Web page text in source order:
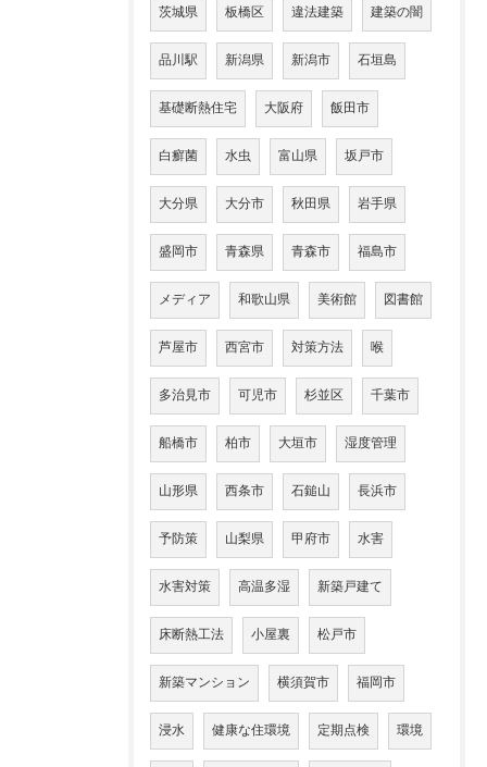
茨城県 板橋区 違法建築 建築の闇
品川駅 新潟県 新潟市 石垣島
基礎断熱住宅 大阪府 飯田市
白癬菌 水虫 富山県 坂戸市
大分県 大分市 秋田県 岩手県
盛岡市 青森県 青森市 福島市
メディア 和歌山県 美術館 図書館
芦屋市 西宮市 対策方法 喉
多治見市 可児市 杉並区 千葉市
船橋市 柏市 大垣市 湿度管理
山形県 西条市 石鎚山 長浜市
予防策 山梨県 甲府市 水害
水害対策 高温多湿 新築戸建て
床断熱工法 小屋裏 松戸市
新築マンション 横須賀市 福岡市
浸水 健康な住環境 定期点検 環境